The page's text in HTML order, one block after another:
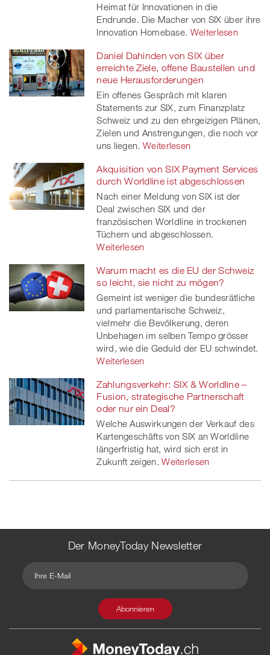
Heimat für Innovationen in die
Endrunde. Die Macher von SIX über ihre
Innovation Homebase. Weiterlesen
Daniel Dahinden von SIX über
erreichte Ziele, offene Baustellen und
neue Herausforderungen
Ein offenes Gespräch mit klaren
Statements zur SIX, zum Finanzplatz
Schweiz und zu den ehrgeizigen Plänen,
Zielen und Anstrengungen, die noch vor
uns liegen. Weiterlesen
Akquisition von SIX Payment Services
durch Worldline ist abgeschlossen
Nach einer Meldung von SIX ist der
Deal zwischen SIX und der
französischen Worldline in trockenen
Tüchern und abgeschlossen.
Weiterlesen
Warum macht es die EU der Schweiz
so leicht, sie nicht zu mögen?
Gemeint ist weniger die bundesrätliche
und parlamentarische Schweiz,
vielmehr die Bevölkerung, deren
Unbehagen im selben Tempo grösser
wird, wie die Geduld der EU schwindet.
Weiterlesen
Zahlungsverkehr: SIX & Worldline –
Fusion, strategische Partnerschaft
oder nur ein Deal?
Welche Auswirkungen der Verkauf des
Kartengeschäfts von SIX an Worldline
längerfristig hat, wird sich erst in
Zukunft zeigen. Weiterlesen
Der MoneyToday Newsletter